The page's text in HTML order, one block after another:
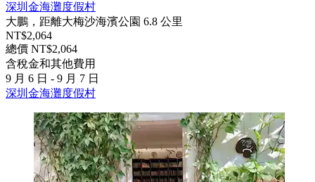
深圳金海灘度假村
大鵬，距離大梅沙海濱公園 6.8 公里
NT$2,064
總價 NT$2,064
含稅金和其他費用
9 月 6 日 - 9 月 7 日
深圳金海灘度假村